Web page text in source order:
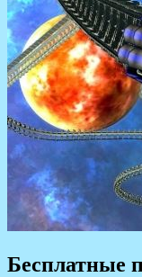
Бесплатные